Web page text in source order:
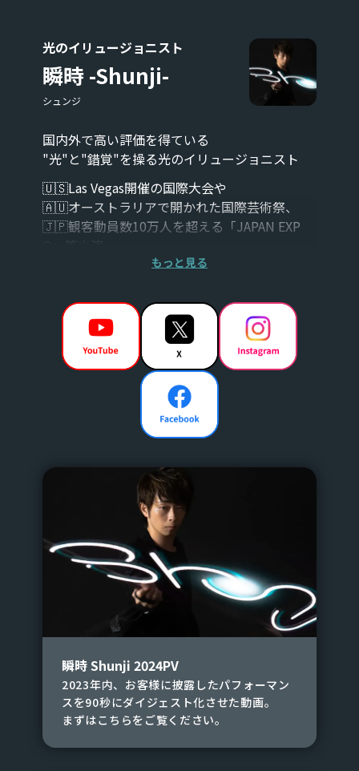
光のイリュージョニスト
瞬時 -Shunji-
シュンジ
国内外で高い評価を得ている
"光"と"錯覚"を操る光のイリュージョニスト
🇺🇸Las Vegas開催の国際大会や
🇦🇺オーストラリアで開かれた国際芸術祭、
🇯🇵観客動員数10万人を超える「JAPAN EXP
週刊少年ジャンプ「ニセコイ」の映画、
ディア出演も豊富。
LED、和風、サイエンス、炎など
イベントに合わせた様々なテーマのショータイ
ムも行っております。
もっと見る
瞬時 Shunji 2024PV
2023年内、お客様に披露したパフォーマン
スを90秒にダイジェスト化させた動画。
まずはこちらをご覧ください。